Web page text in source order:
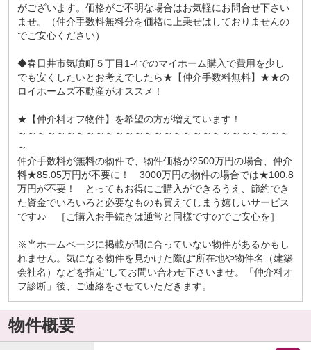
がございます。価格がご不明な場合はお気軽にお問合せ下さい
ませ。（仲介手数料無料分を価格に上乗せはしておりませんの
でご安心ください）
◆春日井市気噴町５丁目1-4でのマイホーム購入で費用を少し
でも安くしたいとお考えでしたら★【仲介手数料無料】★★の
ロイホームズ不動産がオススメ！
★【仲介料オフ物件】を希望の方が増えています！
～～～～～～～～～～～～～～～～～～～～～～～～～～～～
～
仲介手数料が無料の物件で、物件価格が2500万円の場合、仲介
料★85.05万円が不要に！ 3000万円の物件の場合では★100.8
万円が不要！ とってもお得にご購入ができるうえ、節約でき
た資金でいろいろと必要なものも買えてしまう嬉しいサービス
です♪♪ ［ご購入お手続きは通常と同様ですのでご安心を］
※当ホームページに掲載が間に合っていない物件があるかもし
れません。気になる物件を見かけた際は“所在地や物件名（建築
会社名）などを指定”してお問い合わせ下さいませ。「仲介料オ
フ診断」後、ご連絡をさせていただきます。
物件概要